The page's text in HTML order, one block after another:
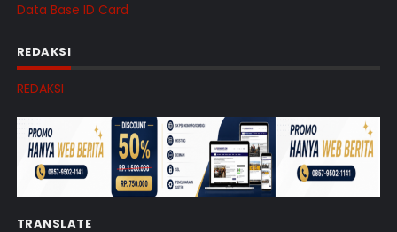
Data Base ID Card
REDAKSI
REDAKSI
TRANSLATE